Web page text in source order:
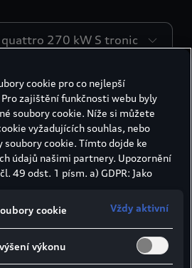
s přímým vstřikováním,
klepání a přeplňováním
(MHEV)
cookie pro co nejlepší
zajištění funkčnosti webu byly
soubory cookie. Níže si můžete
vyžadujících souhlas, nebo
cookie. Tímto dojde ke
údajů našimi partnery. Upozornění
49 odst. 1 písm. a) GDPR: Jako
Nelze vyloučit, že společnost
partner předává osobní údaje
Google LLC). Ve Spojených
ochrany osobních údajů věcně
a chybí rozhodnutí Evropské komise
cookie Vždy aktivní
výkonu